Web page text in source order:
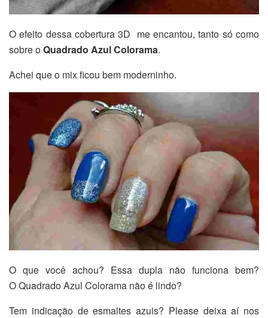
O efeito dessa cobertura 3D me encantou, tanto só como
sobre oQuadrado Azul Colorama.
Achei que o mix ficou bem moderninho.
O que você achou? Essa dupla não funciona bem?
O Quadrado Azul Colorama não é lindo?
Tem indicação de esmaltes azuis? Please deixa aí nos